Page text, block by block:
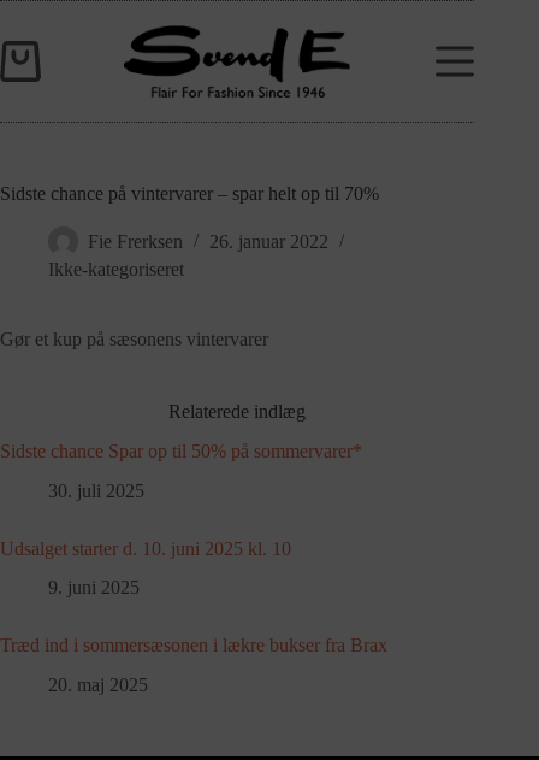
Sidste chance på vintervarer – spar helt op til 70%
Fie Frerksen
26. januar 2022
Ikke-kategoriseret
Gør et kup på sæsonens vintervarer
Relaterede indlæg
Sidste chance Spar op til 50% på sommervarer*
30. juli 2025
Udsalget starter d. 10. juni 2025 kl. 10
9. juni 2025
Træd ind i sommersæsonen i lækre bukser fra Brax
20. maj 2025